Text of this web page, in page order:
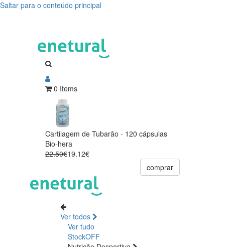
Saltar para o conteúdo principal
0 Items
Cartilagem de Tubarão - 120 cápsulas
Bio-hera
22.50€19.12€
comprar
Ver todos
Ver tudo
StockOFF